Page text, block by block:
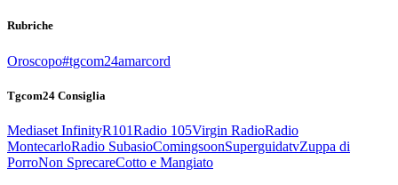
Rubriche
Oroscopo#tgcom24amarcord
Tgcom24 Consiglia
Mediaset InfinityR101Radio 105Virgin RadioRadio
MontecarloRadio SubasioComingsoonSuperguidatvZuppa di
PorroNon SprecareCotto e Mangiato